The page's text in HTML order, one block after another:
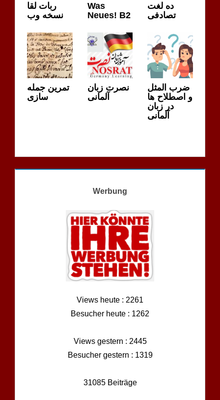
ربات لقا
نسخه وب
Was
Neues! B2
ده لغت
تصادفی
تمرین جمله
سازی
نصرت زبان
آلمانی
ضرب المثل
و اصطلاح ها
در زبان
آلمانی
Werbung
Views heute : 2261
Besucher heute : 1262
Views gestern : 2445
Besucher gestern : 1319
31085 Beiträge